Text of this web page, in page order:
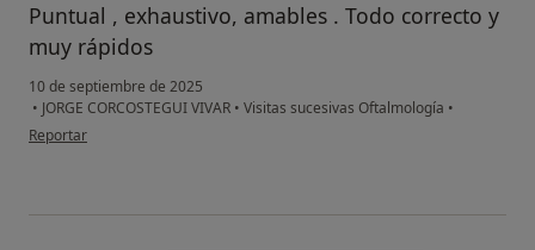
Puntual , exhaustivo, amables . Todo correcto y
muy rápidos
10 de septiembre de 2025
• JORGE CORCOSTEGUI VIVAR • Visitas sucesivas Oftalmología •
en opinión del usuario A.M
Reportar